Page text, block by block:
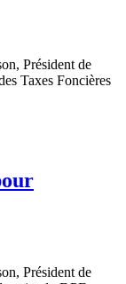
Président de
Taxes Foncières
Président de